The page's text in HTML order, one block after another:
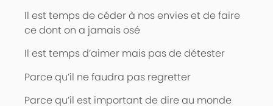
Il est temps de céder à nos envies et de faire
ce dont on a jamais osé
Il est temps d’aimer mais pas de détester
Parce qu’il ne faudra pas regretter
Parce qu’il est important de dire au monde